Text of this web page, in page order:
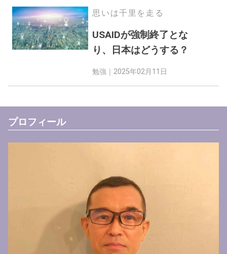
思いは千里を走る
USAIDが強制終了とな
り、日本はどうする？
勉強｜2025年02月11日
プロフィール